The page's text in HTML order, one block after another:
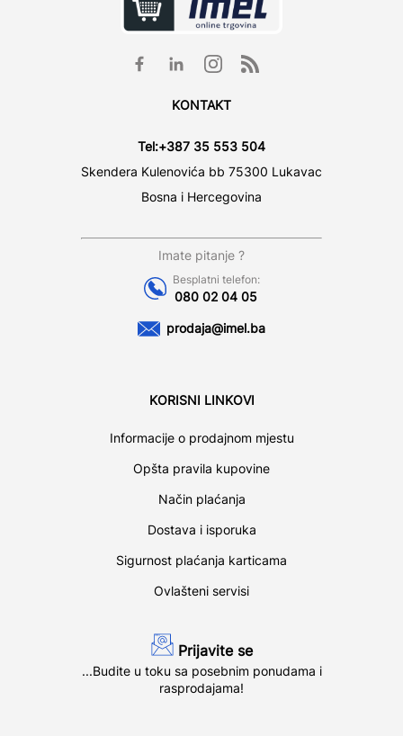
KONTAKT
Tel:+387 35 553 504
Skendera Kulenovića bb 75300 Lukavac
Bosna i Hercegovina
Imate pitanje ?
Besplatni telefon:
080 02 04 05
prodaja@imel.ba
KORISNI LINKOVI
Informacije o prodajnom mjestu
Opšta pravila kupovine
Način plaćanja
Dostava i isporuka
Sigurnost plaćanja karticama
Ovlašteni servisi
Prijavite se
...Budite u toku sa posebnim ponudama i
rasprodajama!